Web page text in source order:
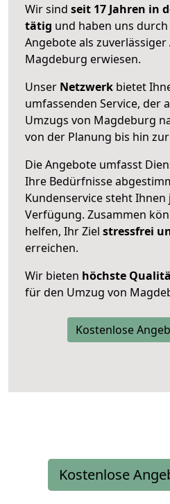
Wir sind seit 17 Jahren in
tätig und haben uns
Angebote als
Magdeburg erwiesen.
Unser Netzwerk bietet
umfassenden Service, der
Umzugs von Magdeburg
von der Planung bis hin
Die Angebote umfasst
Ihre Bedürfnisse
Kundenservice steht
Verfügung. Zusammen
helfen, Ihr Ziel stressfrei
erreichen.
Wir bieten höchste
für den Umzug von
Kostenlose
Kostenlose